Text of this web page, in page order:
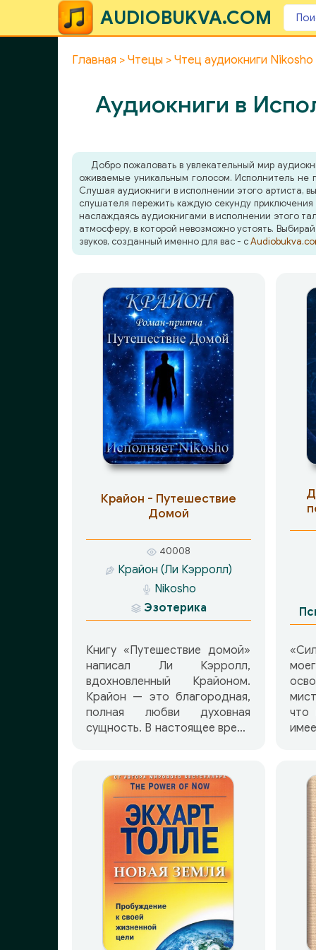
AUDIOBUKVA.COM
Главная Чтецы Чтец аудиокниги Nikosho
Аудиокниги в
Добро пожаловать в увлекательный мир
оживаемые уникальным голосом. Исполнитель
Слушая аудиокниги в исполнении этого артиста,
слушателя пережить каждую секунду
наслаждаясь аудиокнигами в исполнении этого
атмосферу, в которой невозможно устоять.
звуков, созданный именно для вас - с
Крайон - Путешествие
Домой
40008
Крайон (Ли Кэрролл)
Nikosho
Эзотерика
Книгу «Путешествие домой»
написал Ли Кэрролл,
вдохновленный Крайоном.
Крайон — это благородная,
полная любви духовная
сущность. В настоящее время
ту высокую энергию,
которую мы называем «Новой
Эрой». Во время сеанса
ченнелинга, Крайон
представил историю Майкла
Томаса — рассказ о
путешествии человека,
уставшего от земной жизни и
жаждущего вернуться
«домой», чтобы
воссоединиться со своей
духовной семьей. В своем
что
и